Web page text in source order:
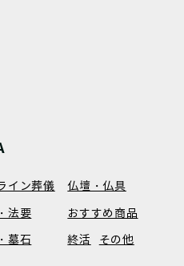
イン葬儀
仏壇・仏具
法要
おすすめ商品
墓石 終活 その他